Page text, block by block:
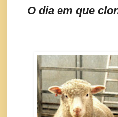
O dia em que